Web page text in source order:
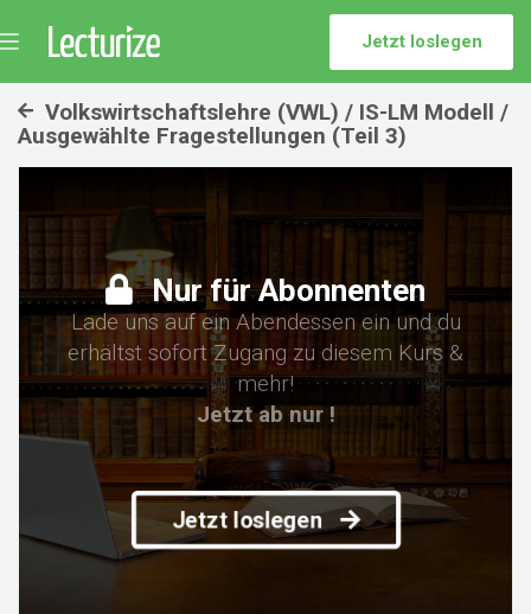
Jetzt loslegen
Volkswirtschaftslehre (VWL) / IS-LM Modell /
Ausgewählte Fragestellungen (Teil 3)
Nur für Abonnenten
Lade uns auf ein Abendessen ein und du
erhältst sofort Zugang zu diesem Kurs &
mehr!
Jetzt ab nur !
Jetzt loslegen